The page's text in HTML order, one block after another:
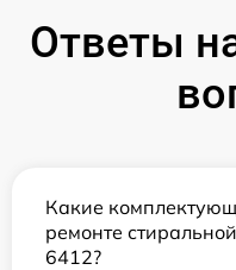
Ответы
Какие
ремонте
6412?